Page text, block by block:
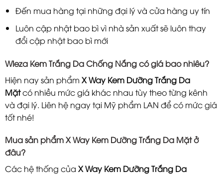
Đến mua hàng tại những đại lý và cửa hàng uy tín
Luôn cập nhật bao bì vì nhà sản xuất sẽ luôn thay
đổi cập nhật bao bì mới
Wleza Kem Trắng Da Chống Nắng có giá bao nhiêu?
Hiện nay sản phẩm X Way Kem Dưỡng Trắng Da
Mặtcó nhiều mức giá khác nhau tùy theo từng kênh
và đại lý. Liên hệ ngay tại Mỹ phẩm LAN để có mức giá
tốt nhé!
Mua sản phẩm X Way Kem Dưỡng Trắng Da Mặt ở
đâu?
Các hệ thống của X Way Kem Dưỡng Trắng Da